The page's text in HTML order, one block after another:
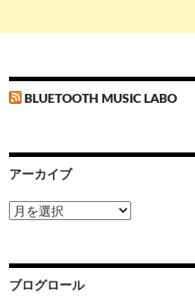
BLUETOOTH MUSIC LABO
アーカイブ
ア
ー
ブ
ブログロール